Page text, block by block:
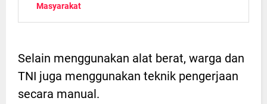
Masyarakat
Selain menggunakan alat berat, warga dan
TNI juga menggunakan teknik pengerjaan
secara manual.